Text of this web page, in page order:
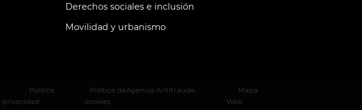
Derechos sociales e inclusión
Movilidad y urbanismo
Política
privacidad
Política de
cookies
Agencia Antifraude
Mapa
Web